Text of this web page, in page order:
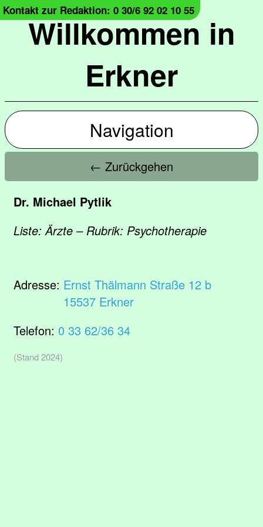
Willkommen in
Erkner
Kontakt zur Redaktion: 0 30/6 92 02 10 55
Navigation
← Zurückgehen
Dr. Michael Pytlik
Liste: Ärzte – Rubrik: Psychotherapie
Adresse: Ernst Thälmann Straße 12 b
15537 Erkner
Telefon: 0 33 62/36 34
(Stand 2024)